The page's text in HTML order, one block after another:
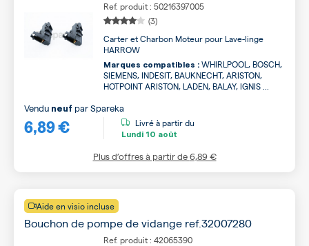
Ref. produit : 50216397005
(3)
Carter et Charbon Moteur pour Lave-linge
HARROW
Marques compatibles : WHIRLPOOL, BOSCH,
SIEMENS, INDESIT, BAUKNECHT, ARISTON,
HOTPOINT ARISTON, LADEN, BALAY, IGNIS ...
6,89 €
Vendu neuf parSpareka
Livré à partir du
Lundi 10 août
Plus d’offres à partir de6,89 €
Aide en visio incluse
Bouchon de pompe de vidange ref.32007280
Ref. produit : 42065390